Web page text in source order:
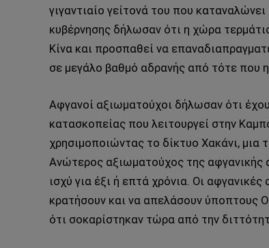
γιγαντιαίο γείτονά του που
κυβέρνησης δήλωσαν ότι η χώρα
Κίνα και προσπαθεί να
σε μεγάλο βαθμό αδρανής από τότε που
Αφγανοί αξιωματούχοι δήλωσαν ότι
κατασκοπείας που λειτουργεί στην
χρησιμοποιώντας το δίκτυο Χακάνι, μια
Ανώτερος αξιωματούχος της
ισχύ για έξι ή επτά χρόνια. Οι
κρατήσουν και να απελάσουν ύποπτους
ότι σοκαρίστηκαν τώρα από την